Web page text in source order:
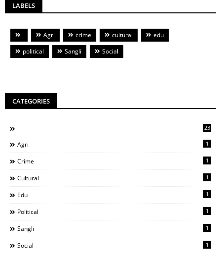
LABELS
Agri crime cultural
edu
political
Sangli Social
CATEGORIES
23
Agri 1
Crime 1
Cultural 1
Edu 1
Political 1
Sangli 1
Social 1